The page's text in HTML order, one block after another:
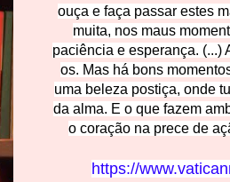
ouça e faça passar estes
muita, nos maus
paciência e esperança. (...)
os. Mas há bons
uma beleza postiça, onde
da alma. E o que fazem
o coração na prece de
https://